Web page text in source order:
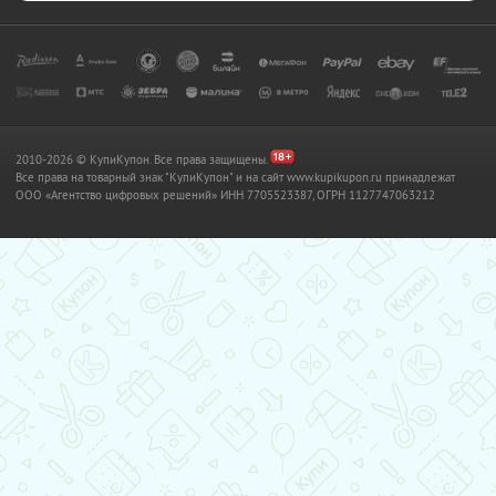
2010-2026 © КупиКупон. Все права защищены.
Все права на товарный знак "КупиКупон" и на сайт www.kupikupon.ru принадлежат
OOO «Агентство цифровых решений» ИНН 7705523387, ОГРН 1127747063212